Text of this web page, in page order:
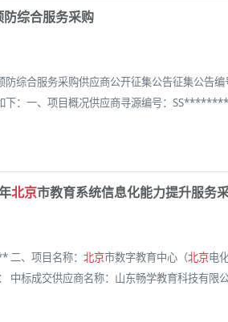
综合服务采购
防综合服务采购供应商公开征集公告征集公
下：一、项目概况供应商寻源编号：
北京市教育系统信息化能力提升服务
、项目名称： 北京市数字教育中心（北京电
中标成交供应商名称：山东畅学教育科技